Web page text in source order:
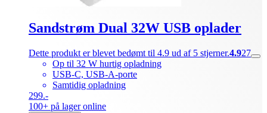
Sandstrøm Dual 32W USB oplader
Dette produkt er blevet bedømt til 4.9 ud af 5 stjerner.4.927
Op til 32 W hurtig opladning
USB-C, USB-A-porte
Samtidig opladning
299.-
100+ på lager online